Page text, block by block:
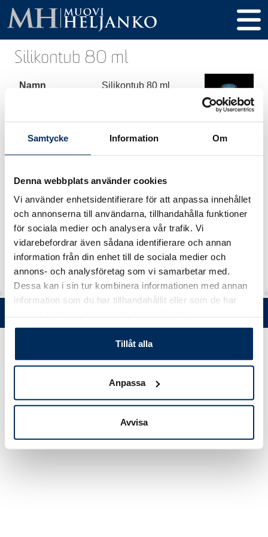
Samtycke Information Om
Denna webbplats använder cookies
Vi använder enhetsidentifierare för att anpassa innehållet
och annonserna till användarna, tillhandahålla funktioner
för sociala medier och analysera vår trafik. Vi
vidarebefordrar även sådana identifierare och annan
information från din enhet till de sociala medier och
annons- och analysföretag som vi samarbetar med.
Dessa kan i sin tur kombinera informationen med annan
information som du har tillhandahållit eller som de har
Tillåt alla
Anpassa
Avvisa
Silikontub 80 ml
Namn Silikontub 80 ml
Volym 80 ml
Höjd 108 mm
Diameter 36 mm
Gänga / Kork
Material HDPE
Tel. +358 (0)19 5215 200 • Mustanlähteentie 5, FIN 07230 Askola •